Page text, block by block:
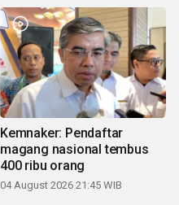
Kemnaker: Pendaftar
magang nasional tembus
400 ribu orang
04 August 2026 21:45 WIB